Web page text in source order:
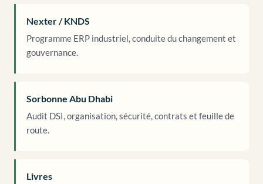
Nexter / KNDS
Programme ERP industriel, conduite du changement et
gouvernance.
Sorbonne Abu Dhabi
Audit DSI, organisation, sécurité, contrats et feuille de
route.
Livres